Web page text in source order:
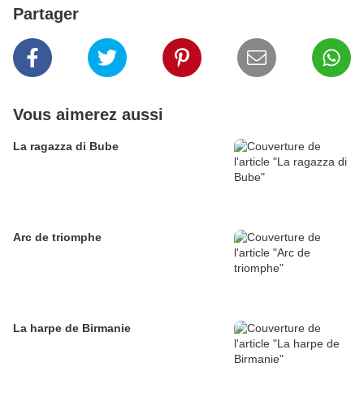
Partager
Vous aimerez aussi
La ragazza di Bube
Arc de triomphe
La harpe de Birmanie